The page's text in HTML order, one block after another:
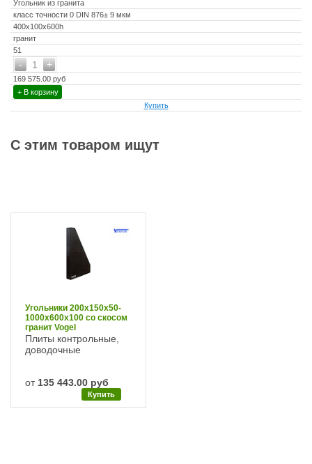
Угольник из гранита
класс точности 0 DIN 876± 9 мкм
400х100х600h
гранит
51
+
- 1
169 575.00 руб
+ В корзину
Купить
С этим товаром ищут
Угольники 200х150х50-
1000х600х100 со скосом
гранит Vogel
Плиты контрольные,
доводочные
от 135 443.00 руб
Купить